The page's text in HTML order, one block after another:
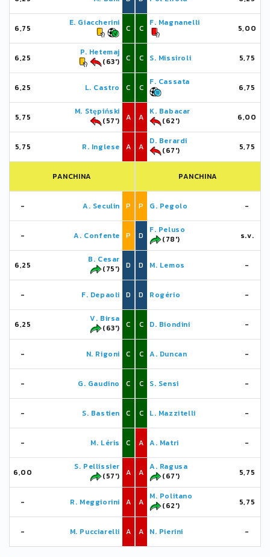
6,75
E. Giaccherini
C
6,25
P. Hetemaj
(63')
C
6,25 L. Castro C
5,75
M. Stępiński
(57')
A
5,75 R. Inglese A
PANCHINA
- A. Seculin P
- A. Confente P
6,25
B. Cesar
(75')
D
- F. Depaoli D
6,25
V. Birsa
(63')
C
- N. Rigoni C
- G. Gaudino C
- S. Bastien C
- M. Léris C
6,00
S. Pellissier
(57')
A
- R. Meggiorini A
- M. Pucciarelli A
C
F. Magnanelli
5,00
C S. Missiroli 5,75
C
F. Cassata
6,75
A
K. Babacar
(62')
6,00
A
D. Berardi
(67')
5,75
PANCHINA
P G. Pegolo -
D
F. Peluso
(78')
s.v.
D M. Lemos -
D Rogério -
C D. Biondini -
C A. Duncan -
C S. Sensi -
C L. Mazzitelli -
A A. Matri -
A
A. Ragusa
(67')
5,75
A
M. Politano
(62')
5,75
A N. Pierini -